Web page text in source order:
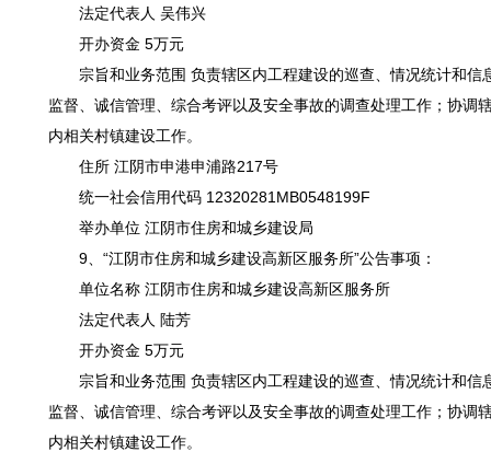
法定代表人 吴伟兴
开办资金 5万元
宗旨和业务范围 负责辖区内工程建设的巡查、情况统计和
监督、诚信管理、综合考评以及安全事故的调查处理工作；协
内相关村镇建设工作。
住所 江阴市申港申浦路217号
统一社会信用代码 12320281MB0548199F
举办单位 江阴市住房和城乡建设局
9、“江阴市住房和城乡建设高新区服务所”公告事项：
单位名称 江阴市住房和城乡建设高新区服务所
法定代表人 陆芳
开办资金 5万元
宗旨和业务范围 负责辖区内工程建设的巡查、情况统计和
监督、诚信管理、综合考评以及安全事故的调查处理工作；协
内相关村镇建设工作。